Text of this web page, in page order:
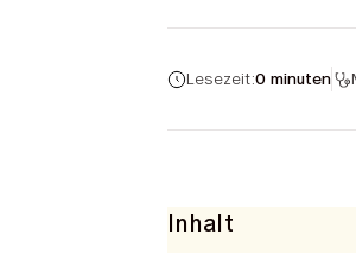
Lesezeit:0 minuten
Inhalt